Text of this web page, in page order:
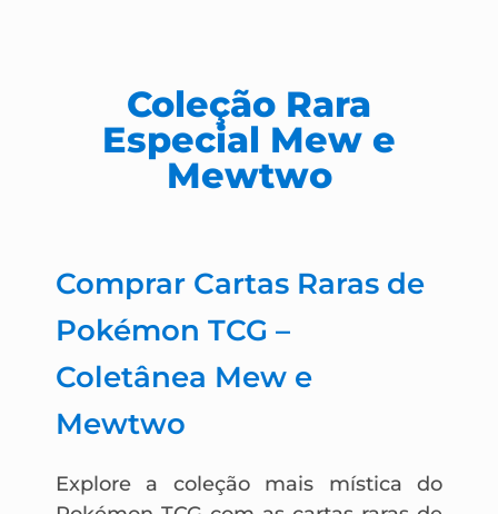
Coleção Rara
Especial Mew e
Mewtwo
Comprar Cartas Raras de
Pokémon TCG –
Coletânea Mew e
Mewtwo
Explore a coleção mais mística do